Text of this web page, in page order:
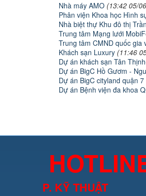
Nhà máy AMO (13:42 05/
Phân viện Khoa học Hình
Nhà biệt thự Khu đô thị
Trung tâm Mạng lưới
Trung tâm CMND quốc gia
Khách sạn Luxury (11:46
Dự án khách sạn Tân
Dự án BigC Hồ Gươm -
Dự án BigC cityland quận 7
Dự án Bệnh viện đa khoa
P. KỸ THUẬT